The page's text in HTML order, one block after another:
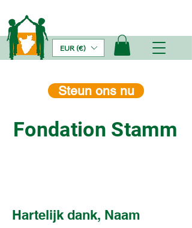
Fondation Stamm
EUR (€)
Steun ons nu
Hartelijk dank, Naam